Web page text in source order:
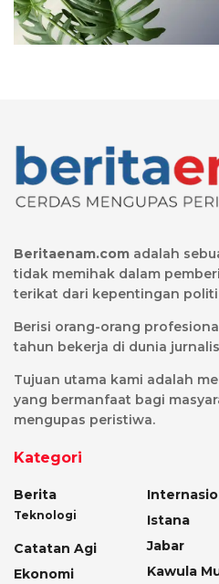
Beritaenam.com adalah
tidak memihak dalam
terikat dari kepentingan
Berisi orang-orang
tahun bekerja di dunia
Tujuan utama kami adalah
yang bermanfaat bagi
mengupas peristiwa.
Kategori
Berita
Teknologi
Catatan Agi
Ekonomi
Istana
Jabar
Kawula